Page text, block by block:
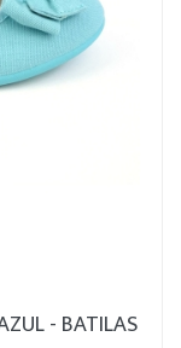
- BATILAS